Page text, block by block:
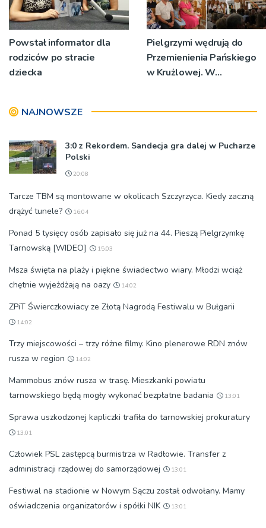
Powstał informator dla
rodziców po stracie
dziecka
Pielgrzymi wędrują do
Przemienienia Pańskiego
w Krużlowej. W
NAJNOWSZE
3:0 z Rekordem. Sandecja gra dalej w Pucharze
Polski
20:08
Tarcze TBM są montowane w okolicach Szczyrzyca. Kiedy zaczną
drążyć tunele?
16:04
Ponad 5 tysięcy osób zapisało się już na 44. Pieszą Pielgrzymkę
Tarnowską [WIDEO]
15:03
Msza święta na plaży i piękne świadectwo wiary. Młodzi wciąż
chętnie wyjeżdżają na oazy
14:02
ZPiT Świerczkowiacy ze Złotą Nagrodą Festiwalu w Bułgarii
14:02
Trzy miejscowości – trzy różne filmy. Kino plenerowe RDN znów
rusza w region
14:02
Mammobus znów rusza w trasę. Mieszkanki powiatu
tarnowskiego będą mogły wykonać bezpłatne badania
13:01
Sprawa uszkodzonej kapliczki trafiła do tarnowskiej prokuratury
13:01
Człowiek PSL zastępcą burmistrza w Radłowie. Transfer z
administracji rządowej do samorządowej
13:01
Festiwal na stadionie w Nowym Sączu został odwołany. Mamy
oświadczenia organizatorów i spółki NIK
13:01